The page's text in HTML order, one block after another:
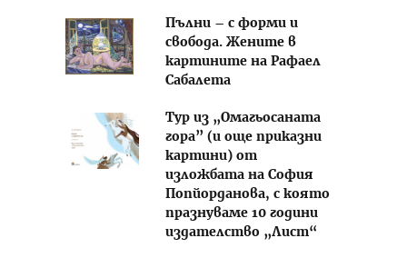
Пълни – с форми и
свобода. Жените в
картините на Рафаел
Сабалета
Тур из „Омагьосаната
гора” (и още приказни
картини) от
изложбата на София
Попйорданова, с която
празнуваме 10 години
издателство „Лист“